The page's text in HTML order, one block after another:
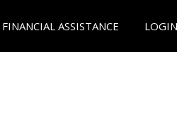
FINANCIAL ASSISTANCE LOGIN